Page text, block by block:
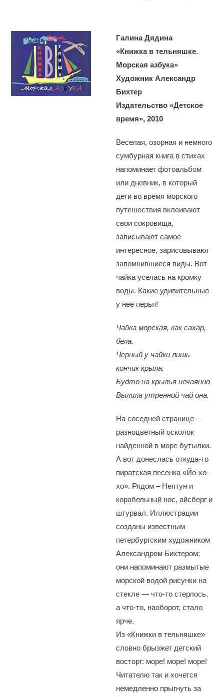
Галина Дядина
«Книжка в тельняшке.
Морская азбука»
Художник Александр
Бихтер
Издательство «Детское
время», 2010
Веселая, озорная и немного
сумбурная книга в стихах
напоминает фотоальбом
или дневник, в который
дети во время морского
путешествия вклеивают
свои сокровища,
записывают самое
интересное, зарисовывают
запомнившиеся виды. Вот
чайка уселась на кромку
воды. Какие удивительные
у нее перья!
Чайка морская, как сахар,
бела.
Черный у чайки лишь
кончик крыла.
Будто на крылья нечаянно
Вылила утренний чай она.
На соседней странице –
разноцветный осколок
найденной в море бутылки.
А вот донеслась откуда-то
пиратская песенка «Йо-хо-
хо». Рядом – Нептун и
корабельный нос, айсберг и
штурвал. Иллюстрации
созданы известным
петербургским художником
Александром Бихтером;
они напоминают размытые
морской водой рисунки на
стекле — что-то стерлось,
а что-то, наоборот, стало
ярче.
Из «Книжки в тельняшке»
словно брызжет детский
восторг: море! море! море!
Читателю так и хочется
немедленно прыгнуть за